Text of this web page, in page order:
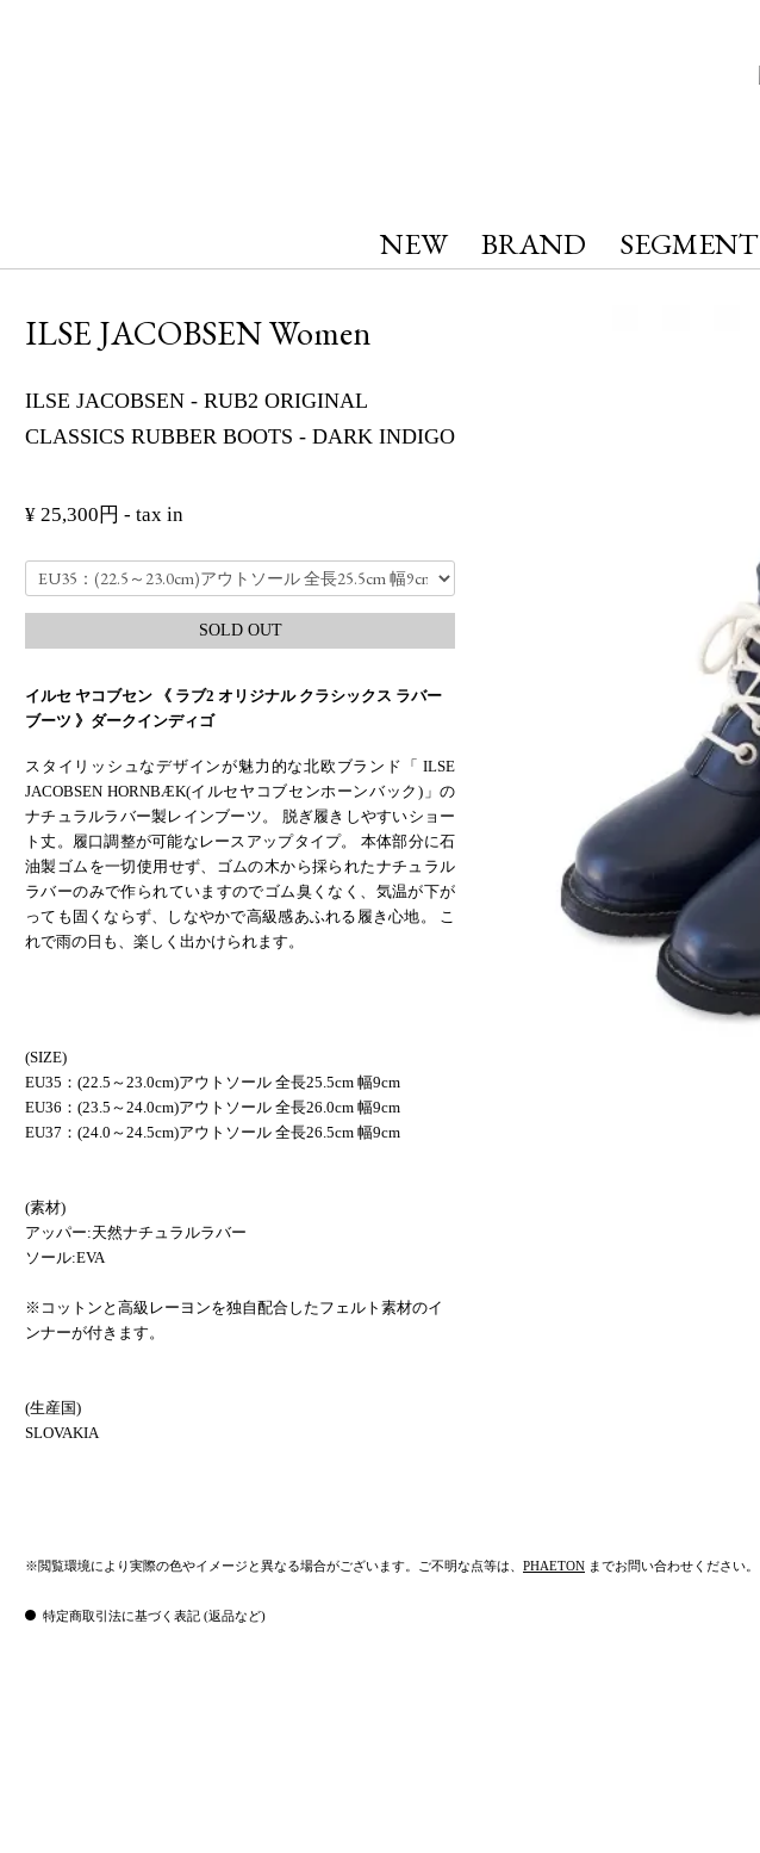
NEW BRAND SEGMENT
ILSE JACOBSEN Women
ILSE JACOBSEN - RUB2 ORIGINAL
CLASSICS RUBBER BOOTS - DARK INDIGO
¥ 25,300円 - tax in
SOLD OUT
イルセ ヤコブセン 《 ラブ2 オリジナル クラシックス ラバー
ブーツ 》ダークインディゴ
スタイリッシュなデザインが魅力的な北欧ブランド「 ILSE
JACOBSEN HORNBÆK(イルセヤコブセンホーンバック)」の
ナチュラルラバー製レインブーツ。 脱ぎ履きしやすいショー
ト丈。履口調整が可能なレースアップタイプ。 本体部分に石
油製ゴムを一切使用せず、ゴムの木から採られたナチュラル
ラバーのみで作られていますのでゴム臭くなく、気温が下が
っても固くならず、しなやかで高級感あふれる履き心地。 こ
れで雨の日も、楽しく出かけられます。
(SIZE)
EU35：(22.5～23.0cm)アウトソール 全長25.5cm 幅9cm
EU36：(23.5～24.0cm)アウトソール 全長26.0cm 幅9cm
EU37：(24.0～24.5cm)アウトソール 全長26.5cm 幅9cm
(素材)
アッパー:天然ナチュラルラバー
ソール:EVA
※コットンと高級レーヨンを独自配合したフェルト素材のイ
ンナーが付きます。
(生産国)
SLOVAKIA
※閲覧環境により実際の色やイメージと異なる場合がございます。ご不明な点等は、 PHAETON までお問い合わせください。
特定商取引法に基づく表記 (返品など)